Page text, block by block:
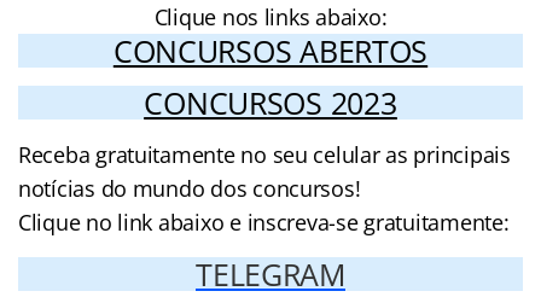
Clique nos links abaixo:
CONCURSOS ABERTOS
CONCURSOS 2023
Receba gratuitamente no seu celular as principais
notícias do mundo dos concursos!
Clique no link abaixo e inscreva-se gratuitamente:
TELEGRAM